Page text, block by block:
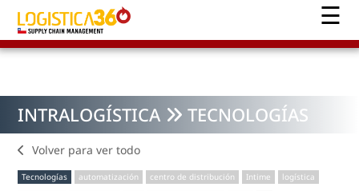
INTRALOGÍSTICA TECNOLOGÍAS
Volver para ver todo
Tecnologías automatización centro de distribución Intime
logística